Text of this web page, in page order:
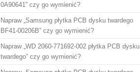
0A90641” czy go wymienić?
Napraw „Samsung płytka PCB dysku twardego
BF41-00206B” czy go wymienić?
Napraw „WD 2060-771692-002 płytka PCB dysku
twardego” czy go wymienić?